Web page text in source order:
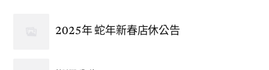
2025年 蛇年新春店休公告